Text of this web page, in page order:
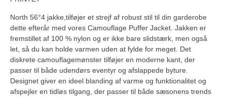
North 56°4 jakke,tilføjer et strejf af robust stil til din garderobe
dette efterår med vores Camouflage Puffer Jacket. Jakken er
fremstillet af 100 % nylon og er ikke bare slidstærk, men også
let, så du kan holde varmen uden at fylde for meget. Det
diskrete camouflagemønster tilføjer en moderne kant, der
passer til både udendørs eventyr og afslappede byture.
Designet giver en ideel blanding af varme og funktionalitet og
afspejler en tidløs tilgang, der passer til både sæsonens trends